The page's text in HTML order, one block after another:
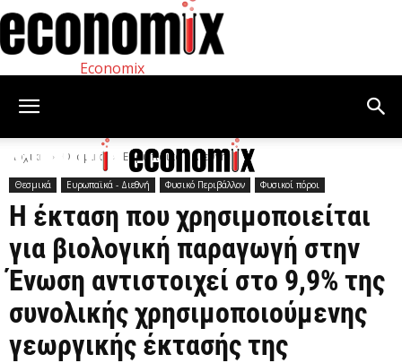
Economix
Αρχική Θεσμικά Ευρωπαϊκά - Διεθνή
Θεσμικά Ευρωπαϊκά - Διεθνή Φυσικό Περιβάλλον Φυσικοί πόροι
Η έκταση που χρησιμοποιείται
για βιολογική παραγωγή στην
Ένωση αντιστοιχεί στο 9,9% της
συνολικής χρησιμοποιούμενης
γεωργικής έκτασής της